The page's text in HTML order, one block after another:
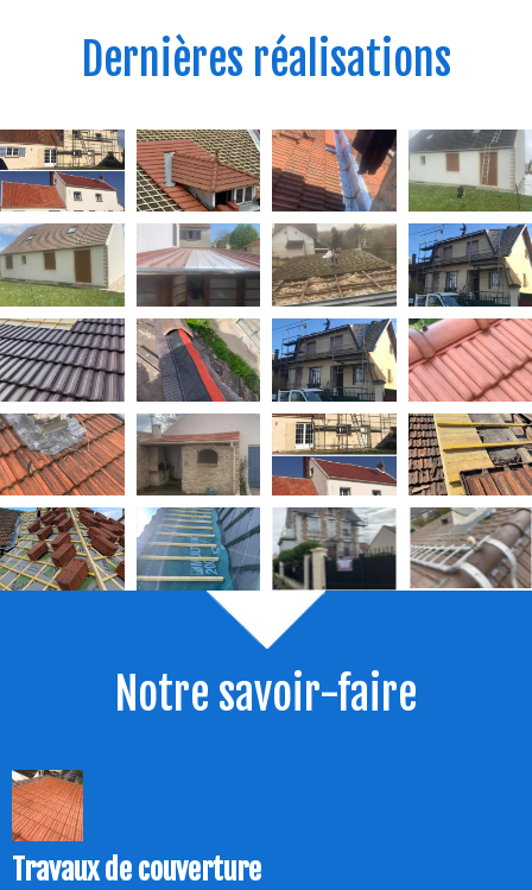
Dernières réalisations
Notre savoir-faire
Travaux de couverture